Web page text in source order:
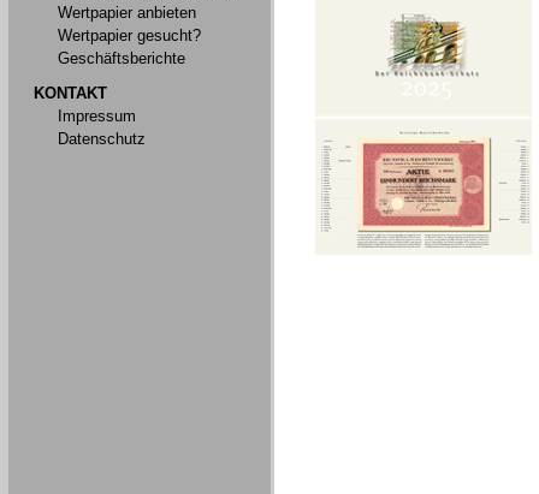
Wertpapier anbieten
Wertpapier gesucht?
Geschäftsberichte
KONTAKT
Impressum
Datenschutz